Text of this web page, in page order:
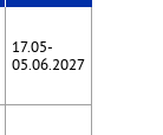
17.05-
05.06.2027